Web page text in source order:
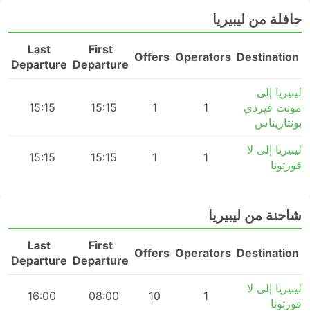
حافلة من ليبيريا
Destination
Operators
Offers
First
Departure
Last
Departure
ليبيريا إلى
مونت فيردي
بونتاريناس
1
1
15:15
15:15
ليبيريا إلى لا
فورتونا
1
1
15:15
15:15
شاحنة من ليبيريا
Destination
Operators
Offers
First
Departure
Last
Departure
ليبيريا إلى لا
فورتونا
1
10
08:00
16:00